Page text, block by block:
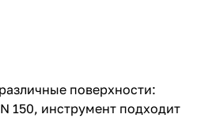
поверхности:
150, инструмент подходит